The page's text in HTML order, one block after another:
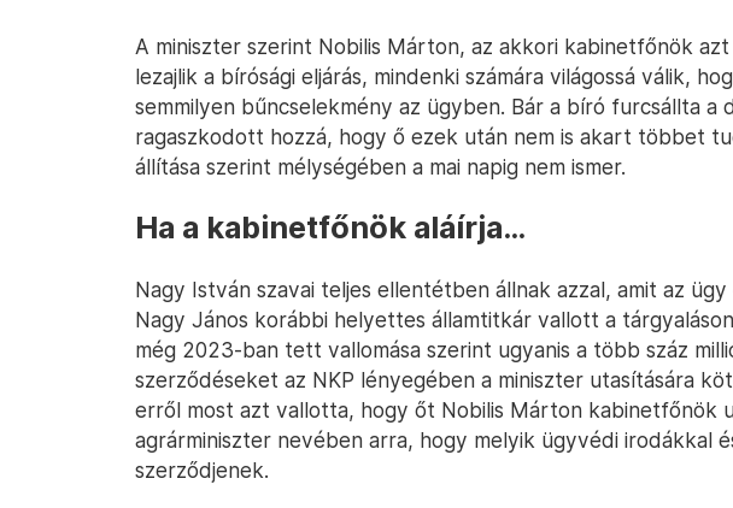
A miniszter szerint Nobilis Márton, az akkori kabinetfőnök
lezajlik a bírósági eljárás, mindenki számára világossá válik,
semmilyen bűncselekmény az ügyben. Bár a bíró furcsállta a
ragaszkodott hozzá, hogy ő ezek után nem is akart többet
állítása szerint mélységében a mai napig nem ismer.
Ha a kabinetfőnök aláírja…
Nagy István szavai teljes ellentétben állnak azzal, amit az
Nagy János korábbi helyettes államtitkár vallott a
még 2023-ban tett vallomása szerint ugyanis a több száz
szerződéseket az NKP lényegében a miniszter utasítására
erről most azt vallotta, hogy őt Nobilis Márton kabinetfőnök
agrárminiszter nevében arra, hogy melyik ügyvédi irodákkal
szerződjenek.